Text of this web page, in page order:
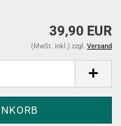
39,90 EUR
(MwSt. inkl.) zzgl. Versand